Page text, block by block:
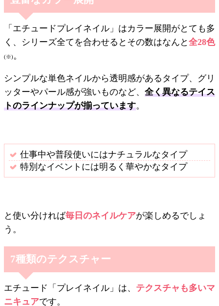
「エチュードプレイネイル」はカラー展開がとても多
く、シリーズ全てを合わせるとその数はなんと 全28色
(※)。
シンプルな単色ネイルから透明感があるタイプ、グリ
ッターやパール感が強いものなど、 全く異なるテイス
トのラインナップが揃っています。
仕事中や普段使いにはナチュラルなタイプ
特別なイベントには明るく華やかなタイプ
と使い分ければ毎日のネイルケアが楽しめるでしょ
う。
7種類のテクスチャー
エチュード「プレイネイル」は、 テクスチャも多いマ
ニキュアです。